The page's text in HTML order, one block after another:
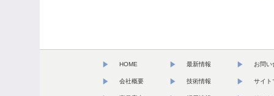
HOME 最新情報 お問い
会社概要 技術情報 サイト